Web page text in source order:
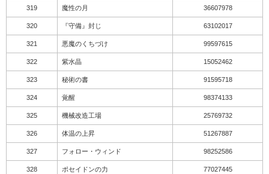
319 魔性の月 36607978
320 『守備』封じ 63102017
321 悪魔のくちづけ 99597615
322 紫水晶 15052462
323 秘術の書 91595718
324 覚醒 98374133
325 機械改造工場 25769732
326 体温の上昇 51267887
327 フォロー・ウィンド 98252586
328 ポセイドンの力 77027445